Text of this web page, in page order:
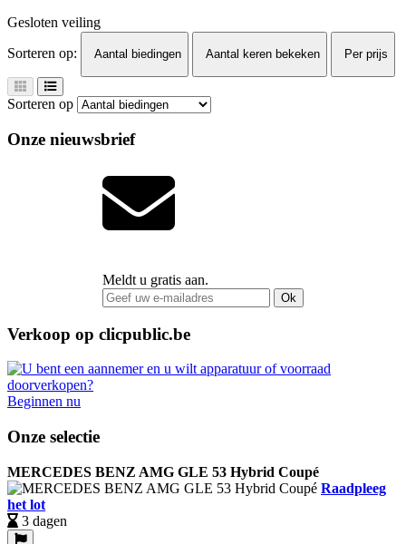
Gesloten veiling
Sorteren op:
Aantal biedingen Aantal keren bekeken Per prijs
Sorteren op
Onze nieuwsbrief
Meldt u gratis aan.
Ok
Verkoop op clicpublic.be
Beginnen nu
Onze selectie
MERCEDES BENZ AMG GLE 53 Hybrid Coupé
Raadpleeg
het lot
3 dagen